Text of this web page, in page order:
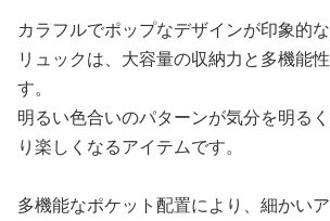
カラフルでポップなデザインが印象的
リュックは、大容量の収納力と多機能
す。
明るい色合いのパターンが気分を明る
り楽しくなるアイテムです。
多機能なポケット配置により、細かい